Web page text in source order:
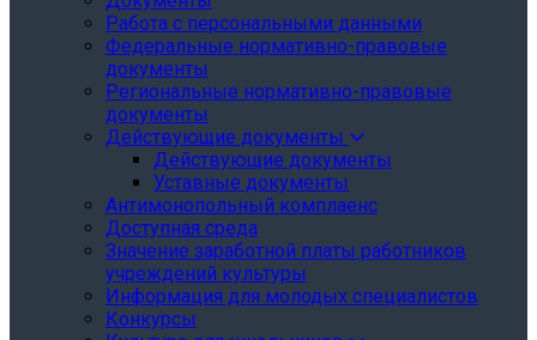
Работа с персональными данными
Федеральные нормативно-правовые
документы
Региональные нормативно-правовые
документы
Действующие документы
Действующие документы
Уставные документы
Антимонопольный комплаенс
Доступная среда
Значение заработной платы работников
учреждений культуры
Информация для молодых специалистов
Конкурсы